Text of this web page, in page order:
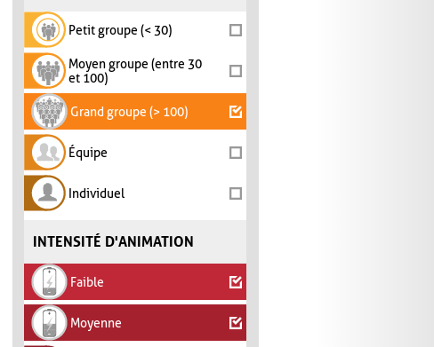
Petit groupe (< 30)
Moyen groupe (entre 30
et 100)
Grand groupe (> 100)
Équipe
Individuel
INTENSITÉ D'ANIMATION
Faible
Moyenne